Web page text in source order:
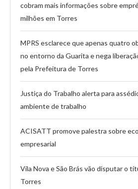
cobram mais informações sobre
milhões em Torres
MPRS esclarece que apenas quatro
no entorno da Guarita e nega
pela Prefeitura de Torres
Justiça do Trabalho alerta para
ambiente de trabalho
ACISATT promove palestra sobre
empresarial
Vila Nova e São Brás vão disputar o
Torres